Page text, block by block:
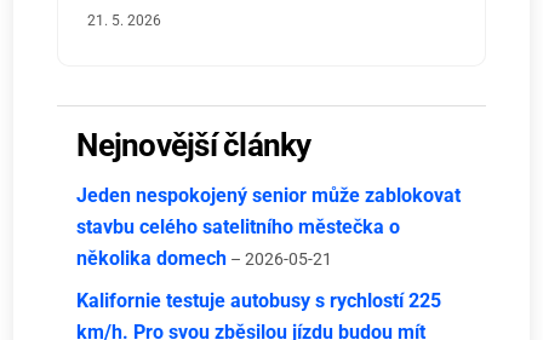
21. 5. 2026
Nejnovější články
Jeden nespokojený senior může zablokovat
stavbu celého satelitního městečka o
několika domech – 2026-05-21
Kalifornie testuje autobusy s rychlostí 225
km/h. Pro svou zběsilou jízdu budou mít